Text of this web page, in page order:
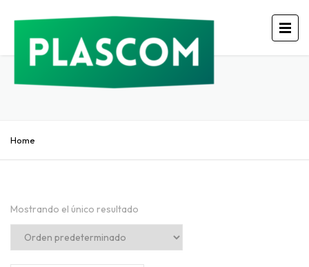
Home
Mostrando el único resultado